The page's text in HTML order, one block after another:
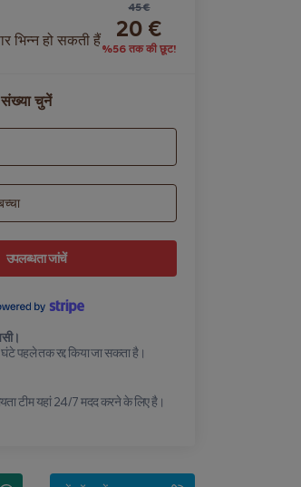
भिन्न हो सकती हैं
45 €
20 €
%56 तक की छूट!
संख्या चुनें
उपलब्धता जांचें
पहले तक रद्द किया जा सकता है।
टीम यहां 24/7 मदद करने के लिए है।